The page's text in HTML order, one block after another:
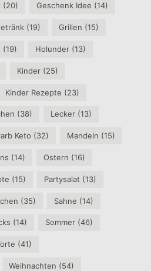
(20) Geschenk Idee (14)
(19) Grillen (15)
(19) Holunder(13)
Kinder(25)
Kinder Rezepte (23)
(38) Lecker(13)
Keto (32) Mandeln (15)
(14) Ostern (16)
(15) Partysalat (13)
(35) Sahne (14)
(14) Sommer(46)
(41)
Weihnachten (54)